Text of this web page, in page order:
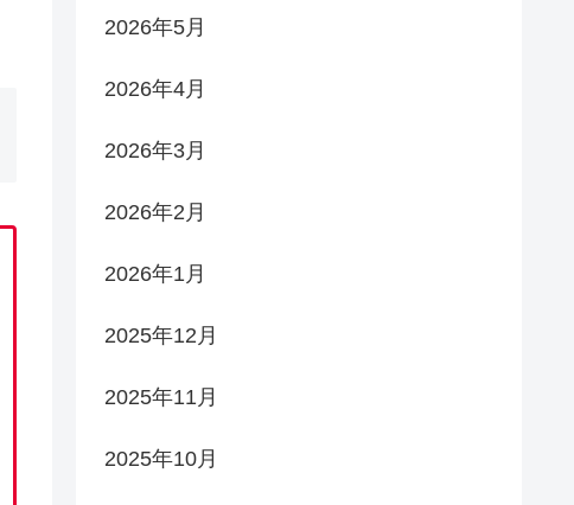
2026年5月
2026年4月
2026年3月
2026年2月
2026年1月
2025年12月
2025年11月
2025年10月